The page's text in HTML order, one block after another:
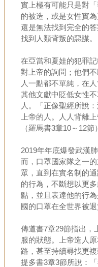
實上極有可能只是對
的被造，或是女性實
還是無法找到完全的
找到人類背叛的惡謀。
在亞當和夏娃的犯罪
對上帝的詢問；他們
人一點都不單純，在
其他文獻中貶低女性
人。「正像聖經所說
上帝的人。人人背離
（羅馬書3章10～12節）
2019年年底爆發武漢
而，口罩國家隊之一
眾，直到在實名制的
的行為，不斷想以更
點，並且表達他的行
國的口罩在全世界被
傳道書7章29節指出，
服的狀態。上帝造人
路，甚至持續尋找更
提多書3章3節所說：